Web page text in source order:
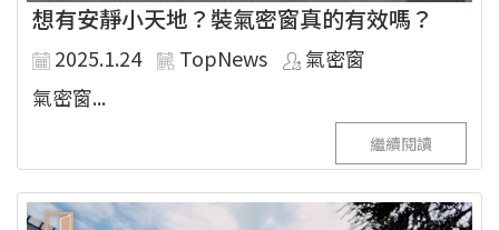
想有安靜小天地？裝氣密窗真的有效嗎？
2025.1.24 TopNews
氣密窗
氣密窗...
繼續閱讀